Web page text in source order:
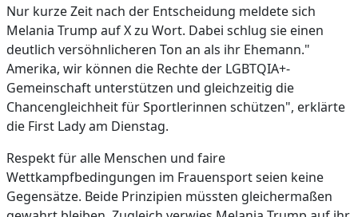
Nur kurze Zeit nach der Entscheidung meldete sich
Melania Trump auf X zu Wort. Dabei schlug sie einen
deutlich versöhnlicheren Ton an als ihr Ehemann."
Amerika, wir können die Rechte der LGBTQIA+-
Gemeinschaft unterstützen und gleichzeitig die
Chancengleichheit für Sportlerinnen schützen", erklärte
die First Lady am Dienstag.
Respekt für alle Menschen und faire
Wettkampfbedingungen im Frauensport seien keine
Gegensätze. Beide Prinzipien müssten gleichermaßen